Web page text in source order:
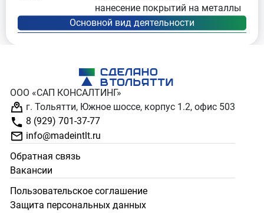
нанесение покрытий на металлы
ООО «САП КОНСАЛТИНГ»
г. Тольятти, Южное шоссе, корпус 1.2, офис 503
8 (929) 701-37-77
info@madeintlt.ru
Обратная связь
Вакансии
Пользовательское соглашение
Защита персональных данных